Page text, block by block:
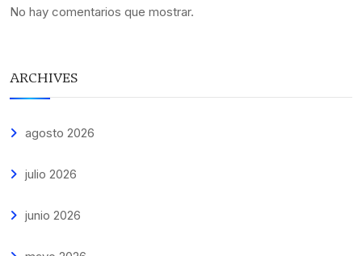
No hay comentarios que mostrar.
ARCHIVES
agosto 2026
julio 2026
junio 2026